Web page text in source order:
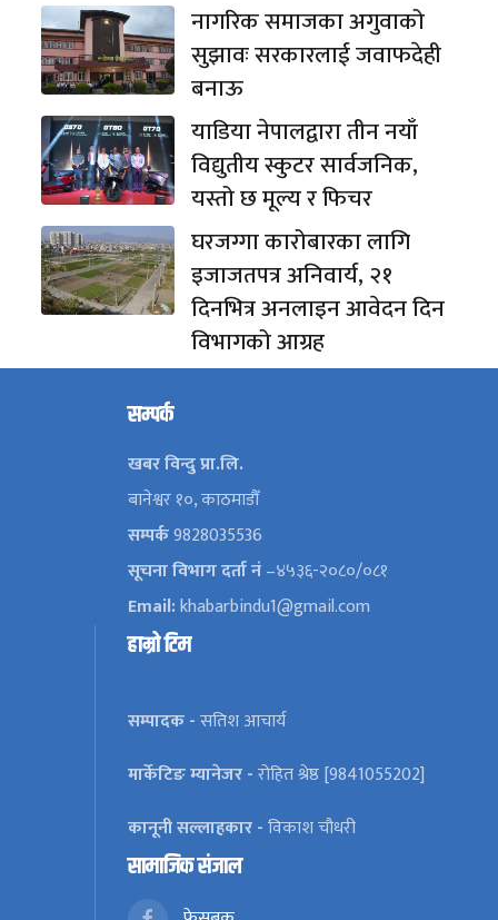
नागरिक समाजका अगुवाको
सुझावः सरकारलाई जवाफदेही
बनाऊ
याडिया नेपालद्वारा तीन नयाँ
विद्युतीय स्कुटर सार्वजनिक,
यस्तो छ मूल्य र फिचर
घरजग्गा कारोबारका लागि
इजाजतपत्र अनिवार्य, २१
दिनभित्र अनलाइन आवेदन दिन
विभागको आग्रह
सम्पर्क
खबर विन्दु प्रा.लि.
बानेश्वर १०, काठमाडौँ
सम्पर्क9828035536
सूचना विभाग दर्ता नं–४५३६-२०८०/०८१
Email:khabarbindu1@gmail.com
हाम्रो टिम
सम्पादक -सतिश आचार्य
मार्केटिङ म्यानेजर -रोहित श्रेष्ठ [9841055202]
कानूनी सल्लाहकार -विकाश चौधरी
सामाजिक संजाल